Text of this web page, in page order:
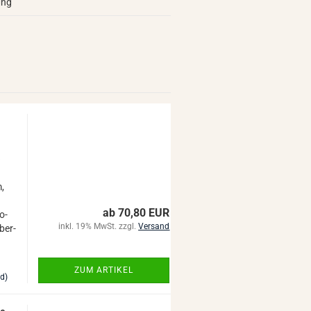
ab 70,80 EUR
inkl. 19% MwSt. zzgl.Versand
ZUM ARTIKEL